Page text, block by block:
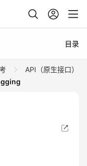
目录
API（原生接口）